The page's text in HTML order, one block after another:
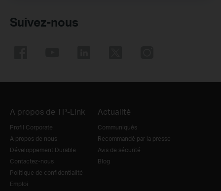
Suivez-nous
A propos de TP-Link
Profil Corporate
A propos de nous
Développement Durable
Contactez-nous
Politique de confidentialité
Emploi
Actualité
Communiqués
Recommandé par la presse
Avis de sécurité
Blog